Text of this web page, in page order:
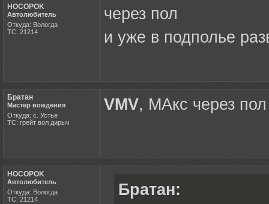
HOCOPOK
Автолюбитель
Откуда: Вологда
ТС: 21214
через пол
и уже в подполье
Братан
Мастер вождения
Откуда: с. Устье
ТС: грейт вол дирыч
VMV, МАкс через
HOCOPOK
Автолюбитель
Откуда: Вологда
ТС: 21214
Братан: